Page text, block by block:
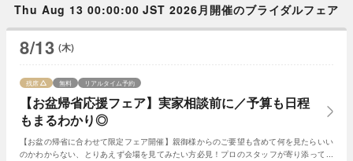
Thu Aug 13 00:00:00 JST 2026月開催のブライダルフェア
8/13 (木)
【お盆帰省応援フェア】実家相談前に／予算も日程
もまるわかり◎
残席 無料 リアルタイム予約
【お盆の帰省に合わせて限定フェア開催】親御様からのご要望も含めて何を見たらいい
のかわからない、とりあえず会場を見てみたい方必見！プロのスタッフが寄り添ってご